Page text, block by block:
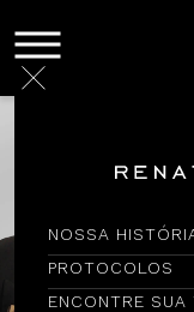
NOSSA
PROTOCOLOS
ENCONTRE SUA